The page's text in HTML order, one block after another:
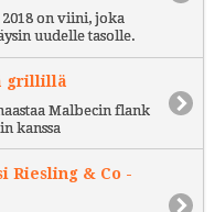
on viini, joka
uudelle tasolle.
grillillä
Malbecin flank
kanssa
Riesling & Co -